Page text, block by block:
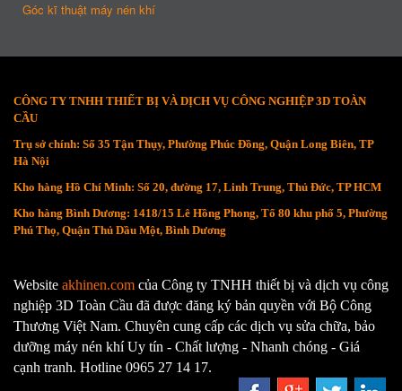
Góc kĩ thuật máy nén khí
CÔNG TY TNHH THIẾT BỊ VÀ DỊCH VỤ CÔNG NGHIỆP 3D TOÀN
CẦU
Trụ sở chính: Số 35 Tận Thụy, Phường Phúc Đồng, Quận Long Biên, TP
Hà Nội
Kho hàng Hồ Chí Minh: Số 20, đường 17, Linh Trung, Thủ Đức, TP HCM
Kho hàng Bình Dương: 1418/15 Lê Hồng Phong, Tổ 80 khu phố 5, Phường
Phú Thọ, Quận Thủ Dầu Một, Bình Dương
Website akhinen.com của Công ty TNHH thiết bị và dịch vụ công
nghiệp 3D Toàn Cầu đã được đăng ký bản quyền với Bộ Công
Thương Việt Nam. Chuyên cung cấp các dịch vụ sửa chữa, bảo
dưỡng máy nén khí Uy tín - Chất lượng - Nhanh chóng - Giá
cạnh tranh. Hotline 0965 27 14 17.